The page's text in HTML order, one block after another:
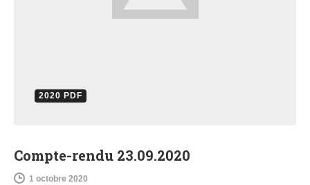
2020 PDF
Compte-rendu 23.09.2020
1 octobre 2020